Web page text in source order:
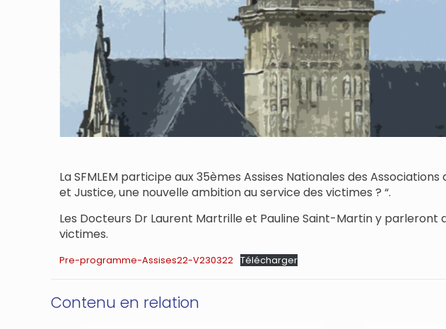
La SFMLEM participe aux 35èmes Assises Nationales des
et Justice, une nouvelle ambition au service des victimes ? “.
Les Docteurs Dr Laurent Martrille et Pauline Saint-Martin y
victimes.
Pre-programme-Assises22-V230322 Télécharger
Contenu en relation